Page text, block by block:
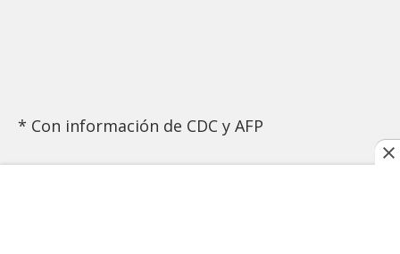
* Con información de CDC y AFP